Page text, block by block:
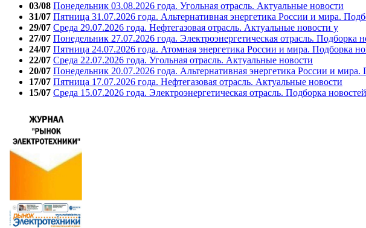
03/08 Понедельник 03.08.2026 года. Угольная отрасль. Актуальные новости
31/07 Пятница 31.07.2026 года. Альтернативная энергетика России и мира.
29/07 Среда 29.07.2026 года. Нефтегазовая отрасль. Актуальные новости у
27/07 Понедельник 27.07.2026 года. Электроэнергетическая отрасль. Подборка
24/07 Пятница 24.07.2026 года. Атомная энергетика России и мира. Подборка
22/07 Среда 22.07.2026 года. Угольная отрасль. Актуальные новости
20/07 Понедельник 20.07.2026 года. Альтернативная энергетика России и мира.
17/07 Пятница 17.07.2026 года. Нефтегазовая отрасль. Актуальные новости
15/07 Среда 15.07.2026 года. Электроэнергетическая отрасль. Подборка новостей